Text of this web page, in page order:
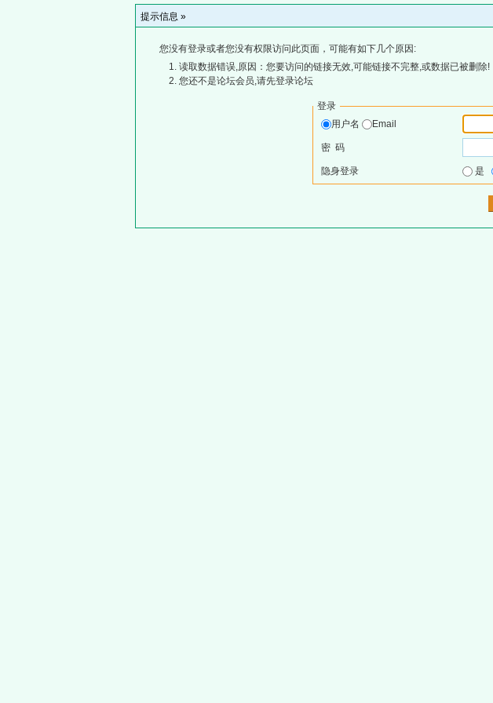
提示信息 »
您没有登录或者您没有权限访问此页面，可能有如下几个原因:
读取数据错误,原因：您要访问的链接无效,可能链接不完整,或数据已被删除!
您还不是论坛会员,请先登录论坛
登录
用户名
Email
密 码
隐身登录 是